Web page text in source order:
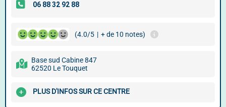
(4.0/5 | + de 10 notes)
Base sud Cabine 847
62520 Le Touquet
PLUS D'INFOS SUR CE CENTRE